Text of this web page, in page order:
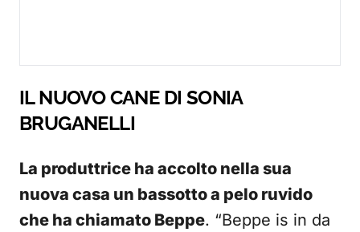
IL NUOVO CANE DI SONIA
BRUGANELLI
La produttrice ha accolto nella sua
nuova casa un bassotto a pelo ruvido
che ha chiamato Beppe. “Beppe is in da